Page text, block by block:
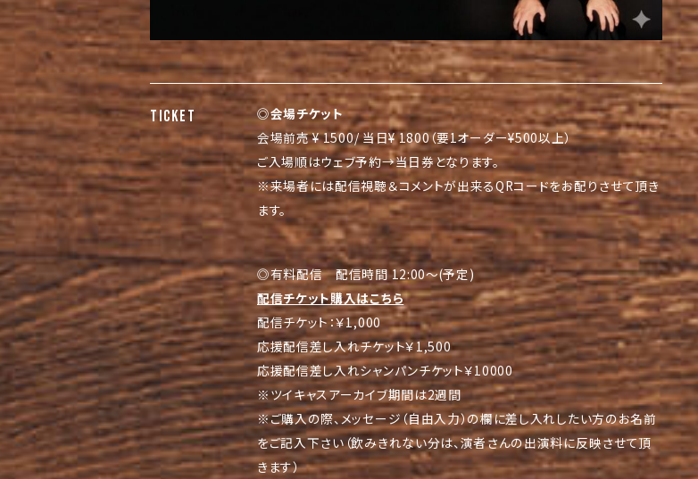
TICKET
◎会場チケット
会場前売 ¥ 1500/ 当日¥ 1800（要1オーダー¥500以上）
ご入場順はウェブ予約→当日券となります。
※来場者には配信視聴＆コメントが出来るQRコードをお配りさせて頂き
ます。
◎有料配信 配信時間 12:00～(予定)
配信チケット購入はこちら
配信チケット：￥1,000
応援配信差し入れチケット￥1,500
応援配信差し入れシャンパンチケット￥10000
※ツイキャスアーカイブ期間は2週間
※ご購入の際、メッセージ（自由入力）の欄に差し入れしたい方のお名前
をご記入下さい（飲みきれない分は、演者さんの出演料に反映させて頂
きます）